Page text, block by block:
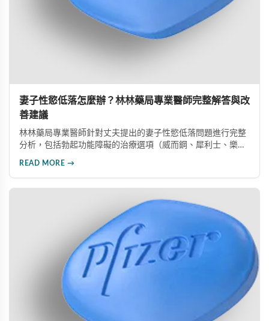
妻子性慾低落怎麼辦？林林藥局專業醫師完整解答與改
善建議
林林藥局專業醫師針對丈夫提出的妻子性慾低落問題進行完整
分析，包括勃起功能障礙的治療選項（威而鋼、犀利士、樂威
READ MORE →